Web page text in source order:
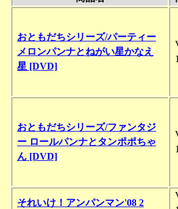
おともだちシリーズ/パーティー
メロンパンナとねがい星かなえ
星 [DVD]
おともだちシリーズ/ファンタジ
ー ロールパンナとタンポポちゃ
ん [DVD]
それいけ！アンパンマン'08 2